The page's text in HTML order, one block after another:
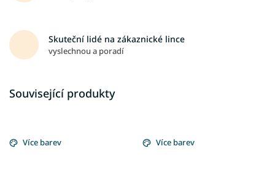
Skuteční lidé na zákaznické lince
vyslechnou a poradí
Související produkty
Více barev Více barev